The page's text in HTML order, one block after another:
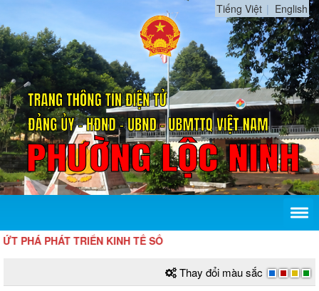
Tiếng Việt English
TRÌNH ĐỂ TĂNG TỐC, BỨT PHÁ
Thay đổi màu sắc